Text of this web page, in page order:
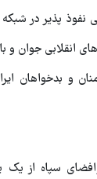
نفوذ پذیر در
انقلابی جوان و
و بدخواهان
سپاه از یک